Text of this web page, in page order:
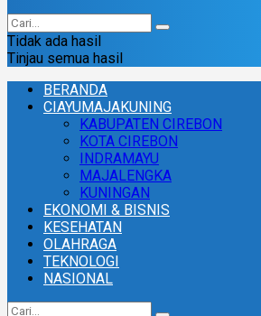
Tidak ada hasil
Tinjau semua hasil
BERANDA
CIAYUMAJAKUNING
KABUPATEN CIREBON
KOTA CIREBON
INDRAMAYU
MAJALENGKA
KUNINGAN
EKONOMI & BISNIS
KESEHATAN
OLAHRAGA
TEKNOLOGI
NASIONAL